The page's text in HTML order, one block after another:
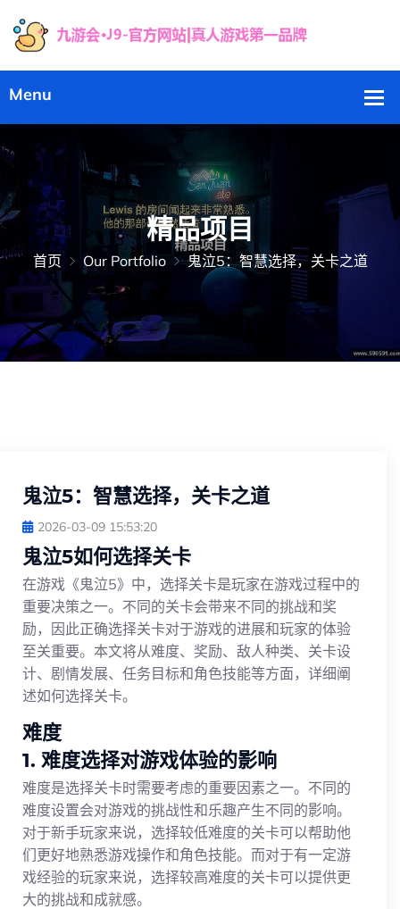
精品项目
首页 Our Portfolio 鬼泣5：智慧选择，关卡之道
鬼泣5：智慧选择，关卡之道
2026-03-09 15:53:20
鬼泣5如何选择关卡
在游戏《鬼泣5》中，选择关卡是玩家在游戏过程中的
重要决策之一。不同的关卡会带来不同的挑战和奖
励，因此正确选择关卡对于游戏的进展和玩家的体验
至关重要。本文将从难度、奖励、敌人种类、关卡设
计、剧情发展、任务目标和角色技能等方面，详细阐
述如何选择关卡。
难度
1. 难度选择对游戏体验的影响
难度是选择关卡时需要考虑的重要因素之一。不同的
难度设置会对游戏的挑战性和乐趣产生不同的影响。
对于新手玩家来说，选择较低难度的关卡可以帮助他
们更好地熟悉游戏操作和角色技能。而对于有一定游
戏经验的玩家来说，选择较高难度的关卡可以提供更
大的挑战和成就感。